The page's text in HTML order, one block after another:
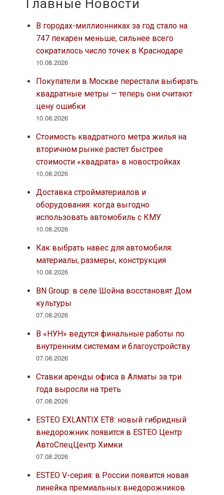
Главные Новости
В городах-миллионниках за год стало на
747 пекарен меньше, сильнее всего
сократилось число точек в Краснодаре
10.08.2026
Покупатели в Москве перестали выбирать
квадратные метры — теперь они считают
цену ошибки
10.08.2026
Стоимость квадратного метра жилья на
вторичном рынке растет быстрее
стоимости «квадрата» в новостройках
10.08.2026
Доставка стройматериалов и
оборудования: когда выгодно
использовать автомобиль с КМУ
10.08.2026
Как выбрать навес для автомобиля:
материалы, размеры, конструкция
10.08.2026
BN Group: в селе Шойна восстановят Дом
культуры
07.08.2026
В «НУН» ведутся финальные работы по
внутренним системам и благоустройству
07.08.2026
Ставки аренды офиса в Алматы за три
года выросли на треть
07.08.2026
ESTEO EXLANTIX ET8: новый гибридный
внедорожник появится в ESTEO Центр
АвтоСпецЦентр Химки
07.08.2026
ESTEO V-серия: в России появится новая
линейка премиальных внедорожников